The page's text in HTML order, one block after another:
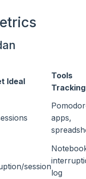
Ideal
Tools
Tracking
apps,
session
log